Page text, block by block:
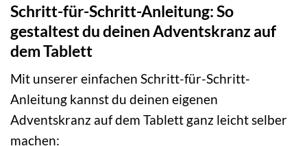
Schritt-für-Schritt-Anleitung: So
gestaltest du deinen Adventskranz auf
dem Tablett
Mit unserer einfachen Schritt-für-Schritt-
Anleitung kannst du deinen eigenen
Adventskranz auf dem Tablett ganz leicht selber
machen: